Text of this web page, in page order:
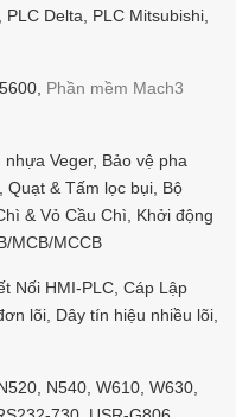
PLC Delta, PLC Mitsubishi,
Phần mềm Mach3
nhựa Veger, Bảo vệ pha
Quạt & Tấm lọc bụi, Bộ
& Vỏ Cầu Chì, Khởi động
MCB/MCCB
Nối HMI-PLC, Cáp Lập
lõi, Dây tín hiệu nhiều lõi,
N540, W610, W630,